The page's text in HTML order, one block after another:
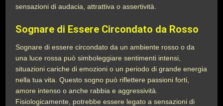
sensazioni di audacia, attrattiva o assertività.
Sognare di Essere Circondato da Rosso
Sognare di essere circondato da un ambiente rosso o da
una luce rossa può simboleggiare sentimenti intensi,
situazioni cariche di emozioni o un periodo di grande energia
nella tua vita. Questo sogno può riflettere passioni forti,
amore intenso o anche rabbia e aggressività.
Fisiologicamente, potrebbe essere legato a sensazioni di